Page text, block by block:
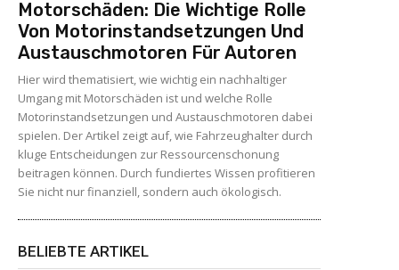
Motorschäden: Die Wichtige Rolle
Von Motorinstandsetzungen Und
Austauschmotoren Für Autoren
Hier wird thematisiert, wie wichtig ein nachhaltiger
Umgang mit Motorschäden ist und welche Rolle
Motorinstandsetzungen und Austauschmotoren dabei
spielen. Der Artikel zeigt auf, wie Fahrzeughalter durch
kluge Entscheidungen zur Ressourcenschonung
beitragen können. Durch fundiertes Wissen profitieren
Sie nicht nur finanziell, sondern auch ökologisch.
BELIEBTE ARTIKEL